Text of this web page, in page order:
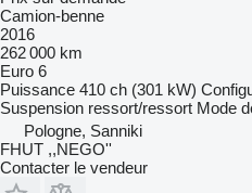
Camion-benne
2016
262 000 km
Euro 6
Puissance 410 ch (301 kW)
Suspension ressort/ressort Mode
Pologne, Sanniki
FHUT ,,NEGO''
Contacter le vendeur